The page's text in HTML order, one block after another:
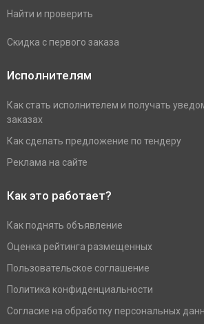
Найти и проверить
Скидка с первого заказа
Исполнителям
Как стать исполнителем и получать
заказах
Как сделать предложение по тендеру
Реклама на сайте
Как это работает?
Как поднять объявление
Оценка рейтинга размещенных
Пользовательское соглашение
Политика конфиденциальности
Согласие на обработку персональных